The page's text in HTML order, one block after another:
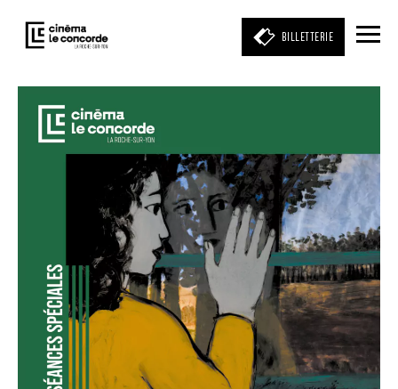
BILLETTERIE
Entrez votre mot clé
(film, réalisateur, acteur, événement)